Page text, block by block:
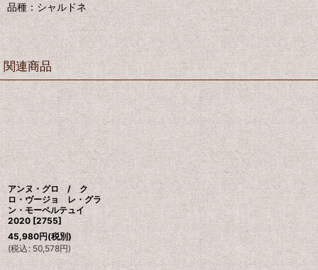
品種：シャルドネ
関連商品
アンヌ・グロ / ク
ロ・ヴージョ レ・グラ
ン・モーペルテュイ
2020 [2755]
45,980円(税別)
(税込: 50,578円)